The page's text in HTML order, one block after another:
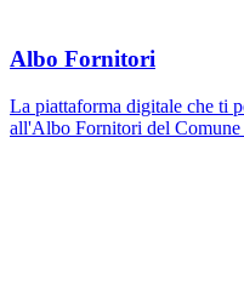
Albo Fornitori
La piattaforma digitale che ti
all'Albo Fornitori del Comune